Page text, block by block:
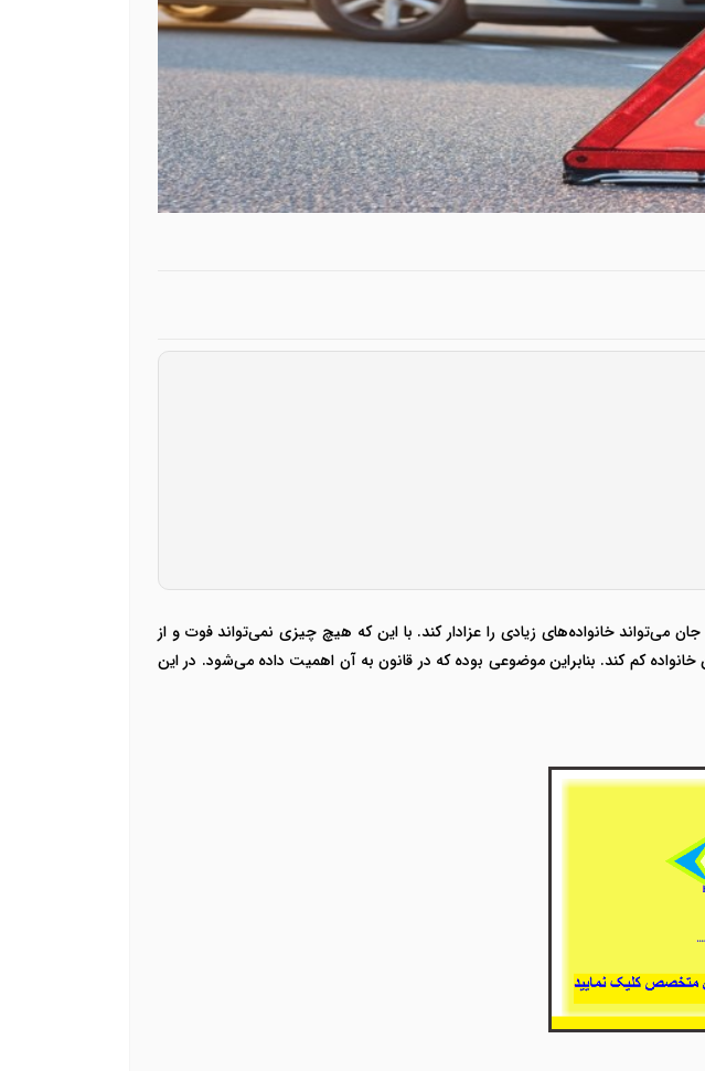
خانواده‌های زیادی را عزادار کند. با این که هیچ چیزی نمی‌تواند فوت و از
کم کند. بنابراین موضوعی بوده که در قانون به آن اهمیت داده می‌شود. در این